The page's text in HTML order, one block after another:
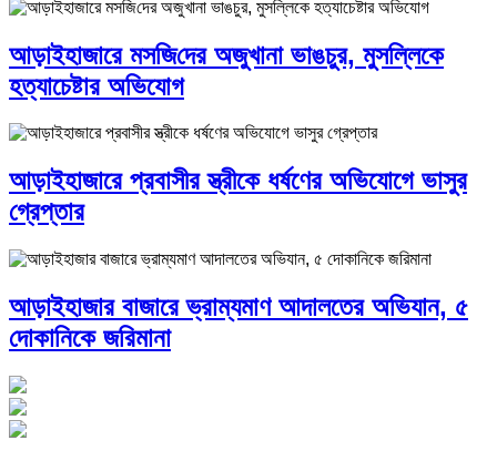
আড়াইহাজারে মস‌জি‌দের অজুখানা ভাঙচুর, মুসল্লিকে
হত্যাচেষ্টার অভিযোগ
আড়াইহাজারে প্রবাসীর স্ত্রীকে ধর্ষণের অভিযোগে ভাসুর
গ্রেপ্তার
আড়াইহাজার বাজারে ভ্রাম্যমাণ আদালতের অভিযান, ৫
দোকানিকে জরিমানা